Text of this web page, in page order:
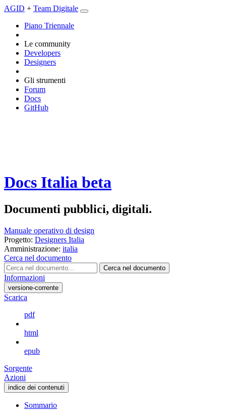
AGID + Team Digitale
Piano Triennale
Le community
Developers
Designers
Gli strumenti
Forum
Docs
GitHub
Docs Italia beta
Documenti pubblici, digitali.
Manuale operativo di design
Progetto: Designers Italia
Amministrazione: italia
Cerca nel documento
Cerca nel documento
Informazioni
versione-corrente
Scarica
pdf
html
epub
Sorgente
Azioni
indice dei contenuti
Sommario